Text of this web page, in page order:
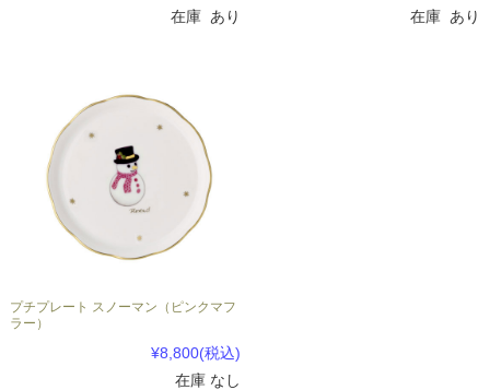
在庫 あり
在庫 あり
プチプレート スノーマン（ピンクマフ
ラー）
¥8,800(税込)
在庫 なし